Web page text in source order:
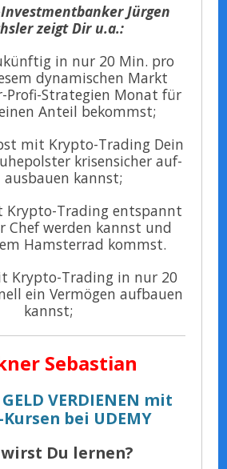
Investmentbanker Jürgen
zeigt Dir u.a.:
in nur 20 Min. pro
dynamischen Markt
Profi-Strategien Monat für
Anteil bekommst;
mit Krypto-Trading Dein
krisensicher auf-
ausbauen kannst;
Krypto-Trading entspannt
Chef werden kannst und
Hamsterrad kommst.
Krypto-Trading in nur 20
ein Vermögen aufbauen
kannst;
Sebastian
GELD VERDIENEN mit
bei UDEMY
Du lernen?